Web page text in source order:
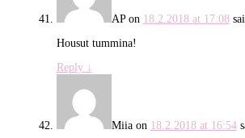
APon 18.2.2018 at 17:08
Housut tummina!
Reply ↓
Miiaon 18.2.2018 at 16:54